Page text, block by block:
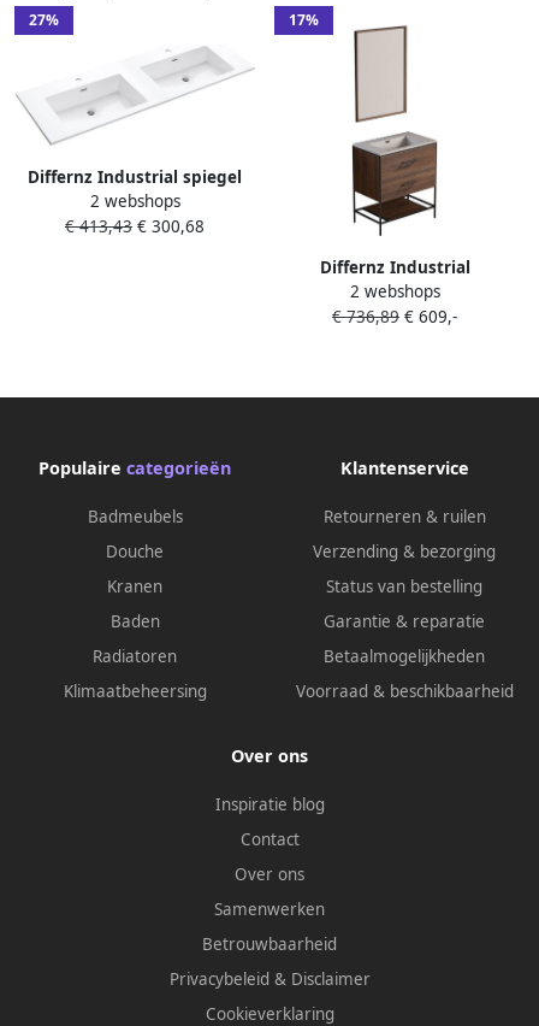
27%
Differnz Industrial spiegel
58x78cm bruin licht
2 webshops
€ 413,43 € 300,68
17%
Differnz Industrial
badkamermeubelset
75x82x46cm FSC MFC board
2 webshops
€ 736,89 € 609,-
Populaire categorieën
Badmeubels
Douche
Kranen
Baden
Radiatoren
Klimaatbeheersing
Klantenservice
Retourneren & ruilen
Verzending & bezorging
Status van bestelling
Garantie & reparatie
Betaalmogelijkheden
Voorraad & beschikbaarheid
Over ons
Inspiratie blog
Contact
Over ons
Samenwerken
Betrouwbaarheid
Privacybeleid & Disclaimer
Cookieverklaring